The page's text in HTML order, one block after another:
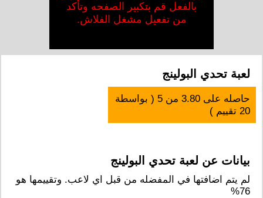
بالفعل قم بتكبير الصفحه وتأكد
من تفعيل مشغل الفلاش.
لعبة تحدي البولينج
حاصله على3.80 من5 ( بواسطة
20 تقييم )
بيانات عن لعبة تحدي البولينج
لم يتم اضافتها في المفضله من قبل اي لاعب. وتقييمها هو
76%